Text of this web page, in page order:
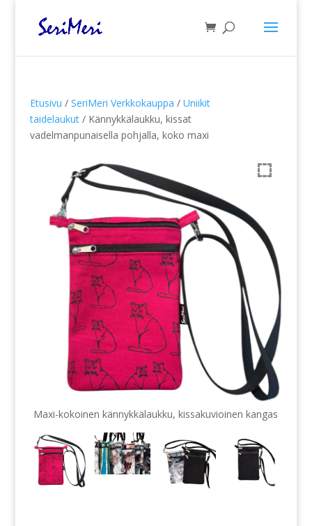
Etusivu / SeriMeri Verkkokauppa / Uniikit
taidelaukut/ Kännykkälaukku, kissat
vadelmanpunaisella pohjalla, koko maxi
Maxi-kokoinen kännykkälaukku, kissakuvioinen kangas